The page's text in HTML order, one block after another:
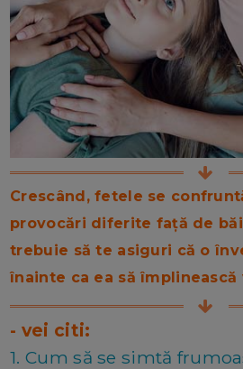
Crescând, fetele se
provocări diferite față de
trebuie să te asiguri că o
înainte ca ea să împlinească
- vei citi:
1. Cum să se simtă